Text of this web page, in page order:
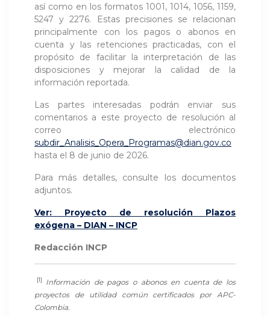
así como en los formatos 1001, 1014, 1056, 1159,
5247 y 2276. Estas precisiones se relacionan
principalmente con los pagos o abonos en
cuenta y las retenciones practicadas, con el
propósito de facilitar la interpretación de las
disposiciones y mejorar la calidad de la
información reportada.
Las partes interesadas podrán enviar sus
comentarios a este proyecto de resolución al
correo electrónico
subdir_Analisis_Opera_Programas@dian.gov.co
hasta el 8 de junio de 2026.
Para más detalles, consulte los documentos
adjuntos.
Ver: Proyecto de resolución Plazos
exógena – DIAN – INCP
Redacción INCP
[1]
Información de pagos o abonos en cuenta de los
proyectos de utilidad común certificados por APC-
Colombia.